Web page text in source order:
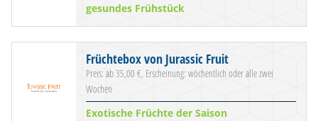
gesundes Frühstück
Früchtebox von Jurassic Fruit
Preis: ab 35,00 €, Erscheinung: wöchentlich oder alle zwei
Wochen
Exotische Früchte der Saison